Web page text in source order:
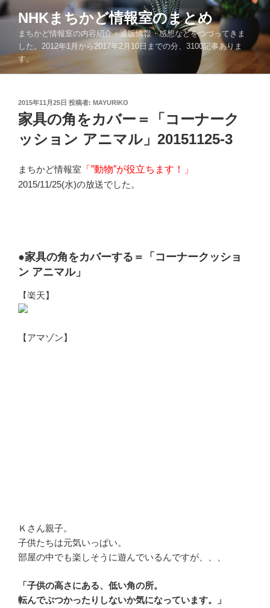
コ
ン
ツ
NHKまちかど情報室のまとめ
まちかど情報室の内容紹介・通販情報・感想などをつづってきま
した。2012年1月から2017年2月10日までの分、3100記事ありま
す。
投
稿
日:
2015年11月25日 投稿者: MAYURIKO
家具の角をカバー＝「コーナーク
ッション アニマル」20151125-3
まちかど情報室 「”動物”が役立ちます！」
2015/11/25(水)の放送でした。
●家具の角をカバーする＝「コーナークッショ
ン アニマル」
【楽天】
【アマゾン】
Ｋさん親子。
子供たちは元気いっぱい。
部屋の中でも楽しそうに遊んでいるんですが、、、
「子供の高さにある、低い角の所。
転んでぶつかったりしないか気になっています。」